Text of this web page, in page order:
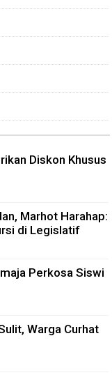
Diskon Khusus
Marhot Harahap:
di Legislatif
Perkosa Siswi
Warga Curhat